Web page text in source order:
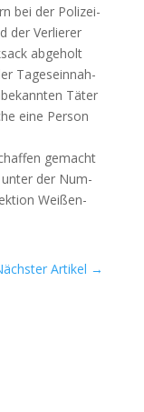
bei der Poli­zei­
der Ver­lie­rer
abge­holt
Tages­ein­nah­
Täter
eine Per­son
gemacht
unter der Num­
Wei­ßen­
Artikel →